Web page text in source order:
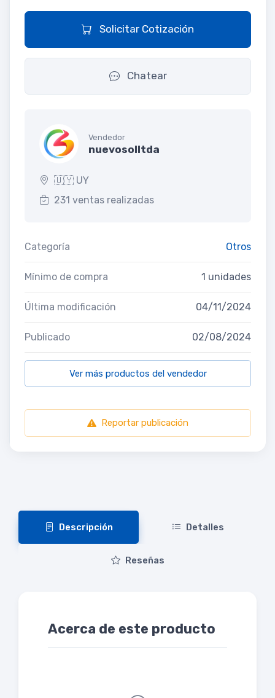
Solicitar Cotización
Chatear
Vendedor
nuevosolltda
🇺🇾 UY
231 ventas realizadas
Categoría Otros
Mínimo de compra 1 unidades
Última modificación 04/11/2024
Publicado 02/08/2024
Ver más productos del vendedor
Reportar publicación
Descripción Detalles
Reseñas
Acerca de este producto